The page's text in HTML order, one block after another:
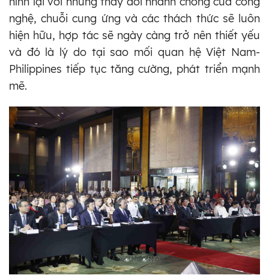
nghệ, chuỗi cung ứng và các thách thức sẽ luôn
hiện hữu, hợp tác sẽ ngày càng trở nên thiết yếu
và đó là lý do tại sao mối quan hệ Việt Nam-
Philippines tiếp tục tăng cường, phát triển mạnh
mẽ.